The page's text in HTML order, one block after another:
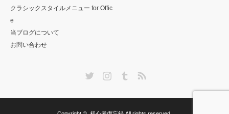
クラシックスタイルメニュー for Offic
e
当ブログについて
お問い合わせ